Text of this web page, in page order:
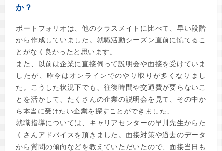
か？
ポートフォリオは、他のクラスメイトに比べて、早い段階
から作成していました。就職活動シーズン直前に慌てるこ
とがなく良かったと思います。
また、以前は企業に直接伺って説明会や面接を受けていま
したが、昨今はオンラインでのやり取りが多くなりまし
た。こうした状況下でも、往復時間や交通費が要らないこ
とを活かして、たくさんの企業の説明会を見て、その中か
ら本当に受けたい企業を探すことができました。
就職指導については、キャリアセンターの早川先生からた
くさんアドバイスを頂きました。面接対策や過去のデータ
から質問の傾向などを教えていただいたので、面接当日も